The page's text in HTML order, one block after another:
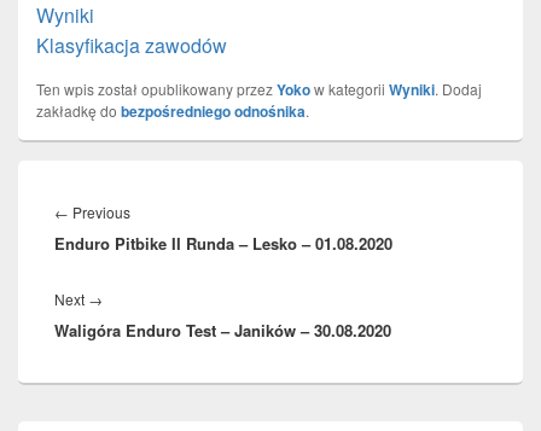
Wyniki
Klasyfikacja zawodów
Ten wpis został opublikowany przezYokow kategorii Wyniki. Dodaj
zakładkę do bezpośredniego odnośnika.
wpisu
← PreviousPrevious
post:
Enduro Pitbike II Runda – Lesko – 01.08.2020
Next →
post:
Waligóra Enduro Test – Janików – 30.08.2020